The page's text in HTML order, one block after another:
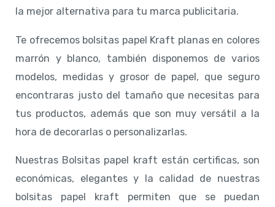
la mejor alternativa para tu marca publicitaria.
Te ofrecemos bolsitas papel Kraft planas en colores
marrón y blanco, también disponemos de varios
modelos, medidas y grosor de papel, que seguro
encontraras justo del tamaño que necesitas para
tus productos, además que son muy versátil a la
hora de decorarlas o personalizarlas.
Nuestras Bolsitas papel kraft están certificas, son
económicas, elegantes y la calidad de nuestras
bolsitas papel kraft permiten que se puedan